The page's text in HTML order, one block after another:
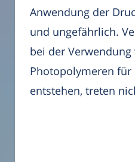
Anwendung der
und ungefährlich.
bei der Verwendung
Photopolymeren für
entstehen, treten